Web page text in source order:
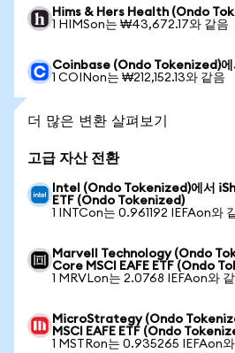
Hims & Hers Health (Ondo
1 HIMSon는 ₩43,672.17와 같음
Coinbase (Ondo Tokenized)에
1 COINon는 ₩212,152.13와 같음
더 많은 변환 살펴보기
고급 자산 전환
Intel (Ondo Tokenized)에서
ETF (Ondo Tokenized)
1 INTCon는 0.961192 IEFAon와
Marvell Technology (Ondo
Core MSCI EAFE ETF (Ondo
1 MRVLon는 2.0768 IEFAon와
MicroStrategy (Ondo
MSCI EAFE ETF (Ondo
1 MSTRon는 0.935265 IEFAon